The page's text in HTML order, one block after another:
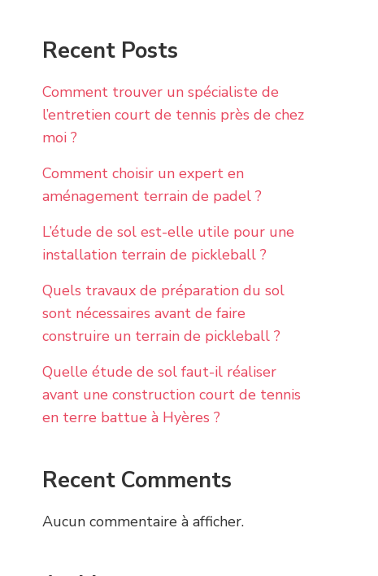
Recent Posts
Comment trouver un spécialiste de
l’entretien court de tennis près de chez
moi ?
Comment choisir un expert en
aménagement terrain de padel ?
L’étude de sol est-elle utile pour une
installation terrain de pickleball ?
Quels travaux de préparation du sol
sont nécessaires avant de faire
construire un terrain de pickleball ?
Quelle étude de sol faut-il réaliser
avant une construction court de tennis
en terre battue à Hyères ?
Recent Comments
Aucun commentaire à afficher.